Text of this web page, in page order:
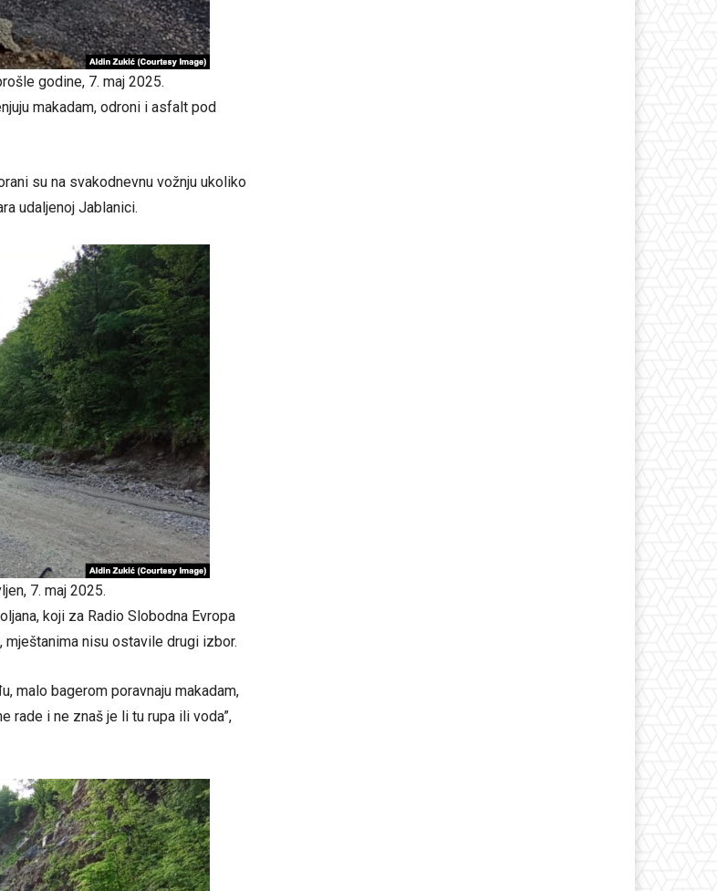
godine, 7. maj 2025.
makadam, odroni i asfalt pod
su na svakodnevnu vožnju ukoliko
udaljenoj Jablanici.
7. maj 2025.
koji za Radio Slobodna Evropa
nisu ostavile drugi izbor.
malo bagerom poravnaju makadam,
rade i ne znaš je li tu rupa ili voda”,